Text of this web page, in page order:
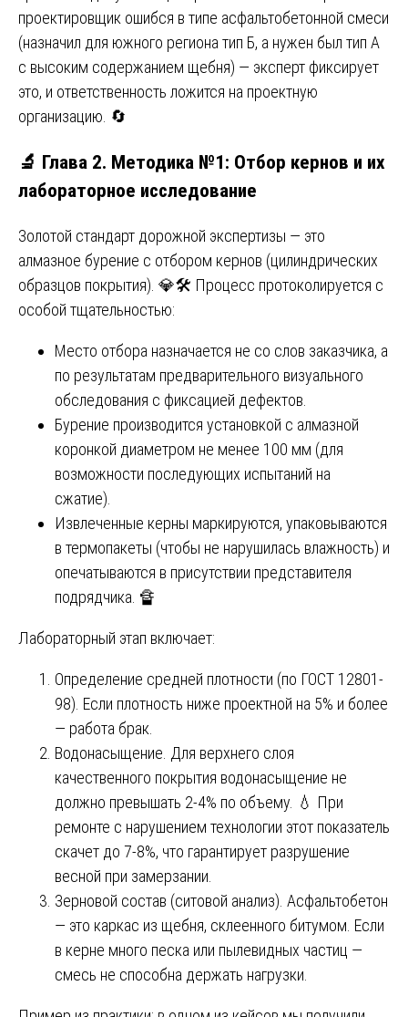
проектировщик ошибся в типе асфальтобетонной смеси
(назначил для южного региона тип Б, а нужен был тип А
с высоким содержанием щебня) — эксперт фиксирует
это, и ответственность ложится на проектную
организацию. 🔄
🔬 Глава 2. Методика №1: Отбор кернов и их
лабораторное исследование
Золотой стандарт дорожной экспертизы — это
алмазное бурение с отбором кернов (цилиндрических
образцов покрытия). 💎🛠️ Процесс протоколируется с
особой тщательностью:
Место отбора назначается не со слов заказчика, а
по результатам предварительного визуального
обследования с фиксацией дефектов.
Бурение производится установкой с алмазной
коронкой диаметром не менее 100 мм (для
возможности последующих испытаний на
сжатие).
Извлеченные керны маркируются, упаковываются
в термопакеты (чтобы не нарушилась влажность) и
опечатываются в присутствии представителя
подрядчика. 🔏
Лабораторный этап включает:
Определение средней плотности (по ГОСТ 12801-
98). Если плотность ниже проектной на 5% и более
— работа брак.
Водонасыщение. Для верхнего слоя
качественного покрытия водонасыщение не
должно превышать 2-4% по объему. 💧 При
ремонте с нарушением технологии этот показатель
скачет до 7-8%, что гарантирует разрушение
весной при замерзании.
Зерновой состав (ситовой анализ). Асфальтобетон
— это каркас из щебня, склеенного битумом. Если
в керне много песка или пылевидных частиц —
смесь не способна держать нагрузки.